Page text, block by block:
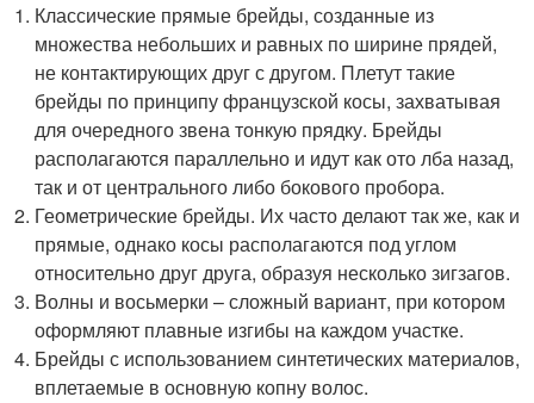
Классические прямые брейды, созданные из
множества небольших и равных по ширине прядей,
не контактирующих друг с другом. Плетут такие
брейды по принципу французской косы, захватывая
для очередного звена тонкую прядку. Брейды
располагаются параллельно и идут как ото лба назад,
так и от центрального либо бокового пробора.
Геометрические брейды. Их часто делают так же, как и
прямые, однако косы располагаются под углом
относительно друг друга, образуя несколько зигзагов.
Волны и восьмерки – сложный вариант, при котором
оформляют плавные изгибы на каждом участке.
Брейды с использованием синтетических материалов,
вплетаемые в основную копну волос.